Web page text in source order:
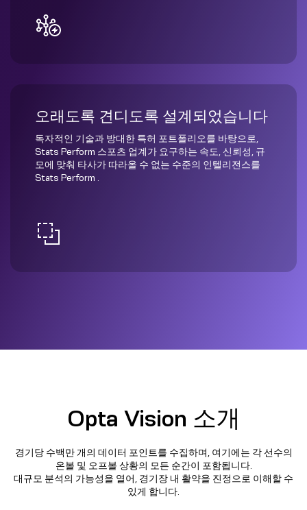
오래도록 견디도록 설계되었습니다
독자적인 기술과 방대한 특허 포트폴리오를 바탕으로,
Stats Perform 스포츠 업계가 요구하는 속도, 신뢰성, 규
모에 맞춰 타사가 따라올 수 없는 수준의 인텔리전스를
Stats Perform .
Opta Vision 소개
경기당 수백만 개의 데이터 포인트를 수집하며, 여기에는 각 선수의
온볼 및 오프볼 상황의 모든 순간이 포함됩니다.
대규모 분석의 가능성을 열어, 경기장 내 활약을 진정으로 이해할 수
있게 합니다.